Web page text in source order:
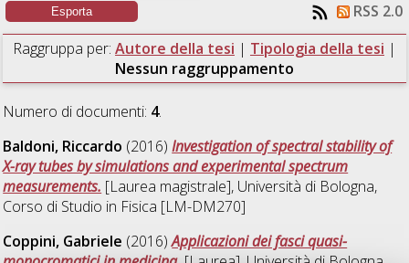
RSS 2.0
Raggruppa per: Autore della tesi | Tipologia della tesi |
Nessun raggruppamento
Numero di documenti: 4.
Baldoni, Riccardo (2016)Investigation of spectral stability of
X-ray tubes by simulations and experimental spectrum
measurements. [Laurea magistrale], Università di Bologna,
Corso di Studio in Fisica [LM-DM270]
Coppini, Gabriele (2016)Applicazioni dei fasci quasi-